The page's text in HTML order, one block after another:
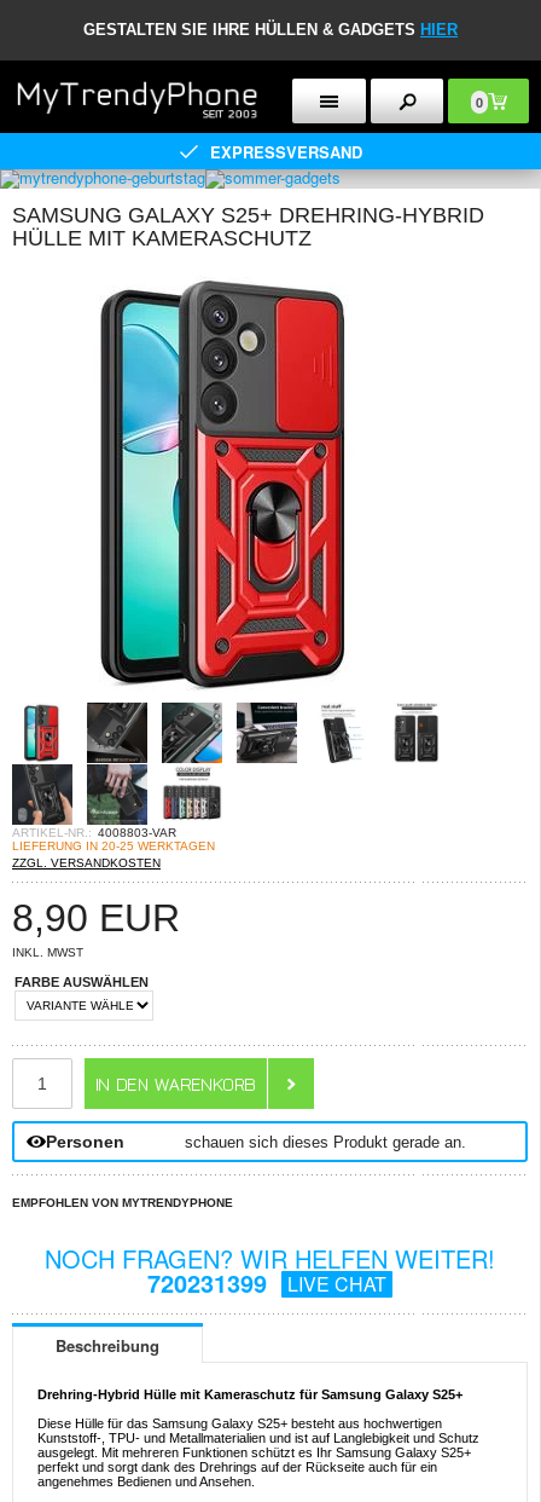
GESTALTEN SIE IHRE HÜLLEN & GADGETS HIER
0
EXPRESSVERSAND
SAMSUNG GALAXY S25+ DREHRING-HYBRID
HÜLLE MIT KAMERASCHUTZ
ARTIKEL-NR.: 4008803-VAR
LIEFERUNG IN 20-25 WERKTAGEN
ZZGL. VERSANDKOSTEN
8,90 EUR
INKL. MWST
FARBE AUSWÄHLEN
Personen schauen sich dieses Produkt gerade an.
EMPFOHLEN VON MYTRENDYPHONE
NOCH FRAGEN? WIR HELFEN WEITER!
720231399 LIVE CHAT
Beschreibung
Drehring-Hybrid Hülle mit Kameraschutz für Samsung Galaxy S25+
Diese Hülle für das Samsung Galaxy S25+ besteht aus hochwertigen
Kunststoff-, TPU- und Metallmaterialien und ist auf Langlebigkeit und Schutz
ausgelegt. Mit mehreren Funktionen schützt es Ihr Samsung Galaxy S25+
perfekt und sorgt dank des Drehrings auf der Rückseite auch für ein
angenehmes Bedienen und Ansehen.